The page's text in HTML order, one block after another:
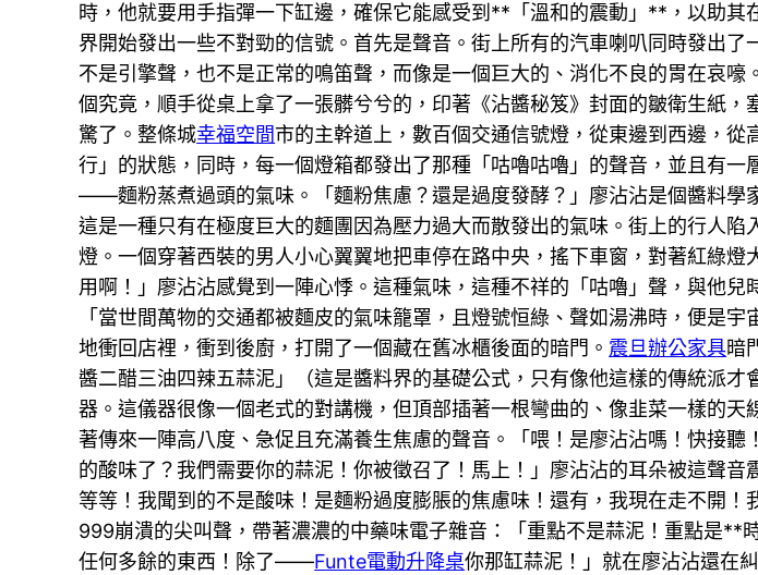
時，他就要用手指彈一下缸邊，確保它能感受到**「溫和的震動」**，以助
界開始發出一些不對勁的信號。首先是聲音。街上所有的汽車喇叭同時發出了
不是引擎聲，也不是正常的鳴笛聲，而像是一個巨大的、消化不良的胃在哀
個究竟，順手從桌上拿了一張髒兮兮的，印著《沾醬秘笈》封面的皺衛生紙，
驚了。整條城幸福空間市的主幹道上，數百個交通信號燈，從東邊到西邊，
行」的狀態，同時，每一個燈箱都發出了那種「咕嚕咕嚕」的聲音，並且有
——麵粉蒸煮過頭的氣味。「麵粉焦慮？還是過度發酵？」廖沾沾是個醬料學
這是一種只有在極度巨大的麵團因為壓力過大而散發出的氣味。街上的行人
燈。一個穿著西裝的男人小心翼翼地把車停在路中央，搖下車窗，對著紅綠
用啊！」廖沾沾感覺到一陣心悸。這種氣味，這種不祥的「咕嚕」聲，與他
「當世間萬物的交通都被麵皮的氣味籠罩，且燈號恒綠、聲如湯沸時，便是
地衝回店裡，衝到後廚，打開了一個藏在舊冰櫃後面的暗門。 震旦辦公家具暗
醬二醋三油四辣五蒜泥」（這是醬料界的基礎公式，只有像他這樣的傳統派
器。這儀器很像一個老式的對講機，但頂部插著一根彎曲的、像韭菜一樣的
著傳來一陣高八度、急促且充滿養生焦慮的聲音。「喂！是廖沾沾嗎！快接
的酸味了？我們需要你的蒜泥！你被徵召了！馬上！」廖沾沾的耳朵被這聲音
等等！我聞到的不是酸味！是麵粉過度膨脹的焦慮味！還有，我現在走不開
999崩潰的尖叫聲，帶著濃濃的中藥味電子雜音：「重點不是蒜泥！重點是
任何多餘的東西！除了——Funte電動升降桌你那缸蒜泥！」就在廖沾沾還在